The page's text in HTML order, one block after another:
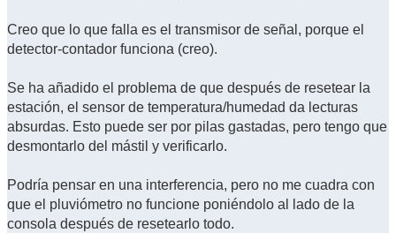
Creo que lo que falla es el transmisor de señal, porque el
detector-contador funciona (creo).
Se ha añadido el problema de que después de resetear la
estación, el sensor de temperatura/humedad da lecturas
absurdas. Esto puede ser por pilas gastadas, pero tengo que
desmontarlo del mástil y verificarlo.
Podría pensar en una interferencia, pero no me cuadra con
que el pluviómetro no funcione poniéndolo al lado de la
consola después de resetearlo todo.